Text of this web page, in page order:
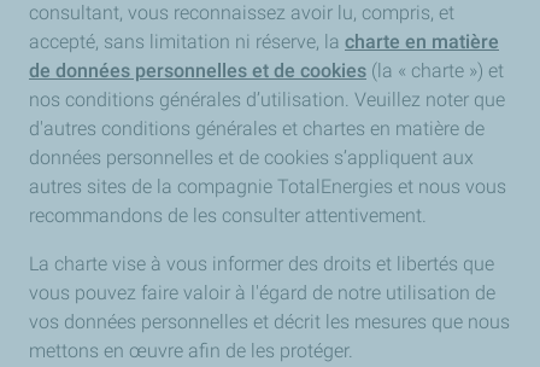
consultant, vous reconnaissez avoir lu, compris, et
accepté, sans limitation ni réserve, la charte en matière
de données personnelles et de cookies (la « charte ») et
nos conditions générales d’utilisation. Veuillez noter que
d'autres conditions générales et chartes en matière de
données personnelles et de cookies s’appliquent aux
autres sites de la compagnie TotalEnergies et nous vous
recommandons de les consulter attentivement.
La charte vise à vous informer des droits et libertés que
vous pouvez faire valoir à l'égard de notre utilisation de
vos données personnelles et décrit les mesures que nous
mettons en œuvre afin de les protéger.